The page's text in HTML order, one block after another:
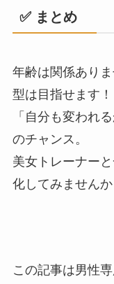
✅ まとめ
年齢は関係あり
型は目指せます！
「自分も変われ
のチャンス。
美女トレーナー
化してみませんか
この記事は男性